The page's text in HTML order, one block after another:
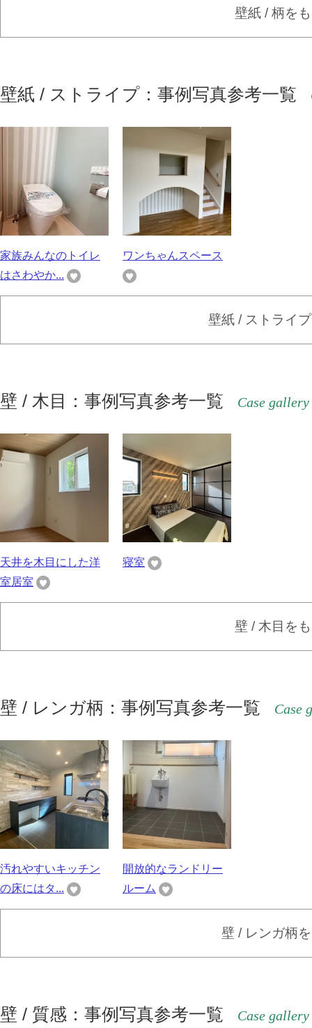
壁紙 / 柄を
壁紙 / ストライプ：事例写真参考一覧
家族みんなのトイレ
はさわやか...
ワンちゃんスペース
壁紙 / ストライ
壁 / 木目：事例写真参考一覧 Case gallery
天井を木目にした洋
室居室
寝室
壁 / 木目を
壁 / レンガ柄：事例写真参考一覧 Case
汚れやすいキッチン
の床にはタ...
開放的なランドリー
ルーム
壁 / レンガ柄
壁 / 質感：事例写真参考一覧 Case gallery